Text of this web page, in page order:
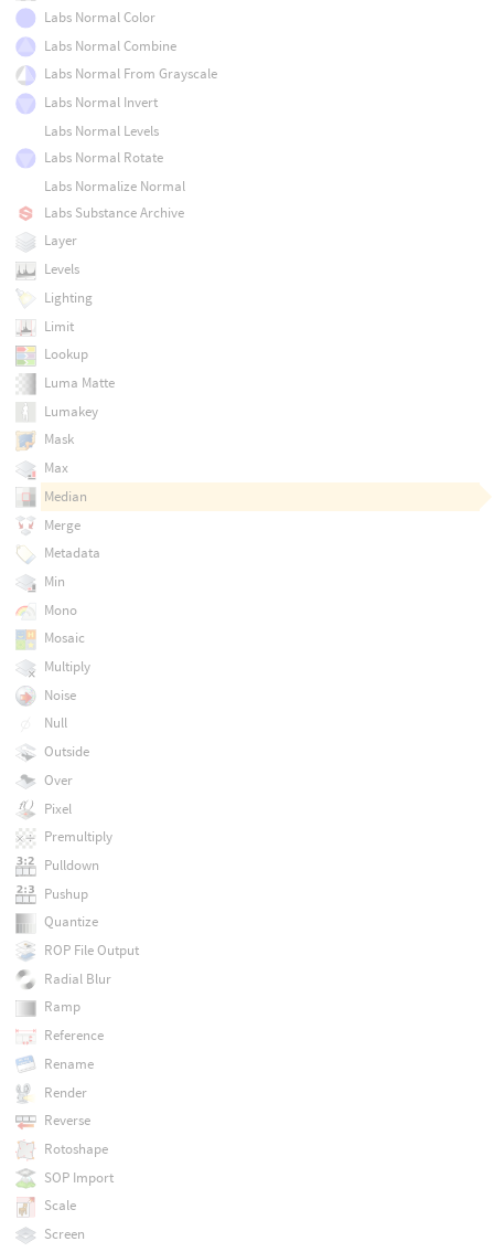
Labs Normal Color
Labs Normal Combine
Labs Normal From Grayscale
Labs Normal Invert
Labs Normal Levels
Labs Normal Rotate
Labs Normalize Normal
Labs Substance Archive
Layer
Levels
Lighting
Limit
Lookup
Luma Matte
Lumakey
Mask
Max
Median
Merge
Metadata
Min
Mono
Mosaic
Multiply
Noise
Null
Outside
Over
Pixel
Premultiply
Pulldown
Pushup
Quantize
ROP File Output
Radial Blur
Ramp
Reference
Rename
Render
Reverse
Rotoshape
SOP Import
Scale
Screen